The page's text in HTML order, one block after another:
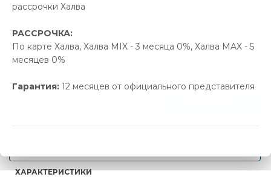
рассрочки Халва
РАССРОЧКА:
По карте Халва, Халва MIX - 3 месяца 0%, Халва MAX - 5
месяцев 0%
Гарантия: 12 месяцев от официального представителя
710.00 р.
-
ХАРАКТЕРИСТИКИ